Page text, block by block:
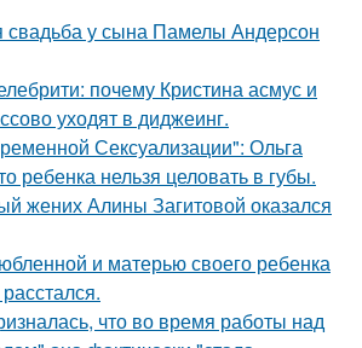
свадьба у сына Памелы Андерсон
почему Кристина асмус и
уходят в диджеинг.
Сексуализации": Ольга
ребенка нельзя целовать в губы.
жених Алины Загитовой оказался
и матерью своего ребенка
что во время работы над